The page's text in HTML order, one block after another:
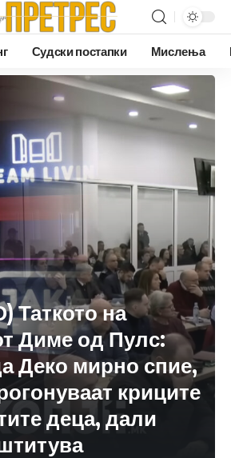
Судски постапки Мислења
на
Диме од Пулс:
Деко мирно спие,
криците
деца, дали